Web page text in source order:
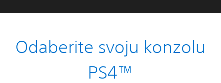
Odaberite svoju konzolu
PS4™